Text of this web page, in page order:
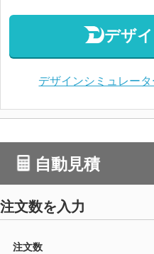
デザ
デザインシミュレー
自動見積
注文数を入力
注文数